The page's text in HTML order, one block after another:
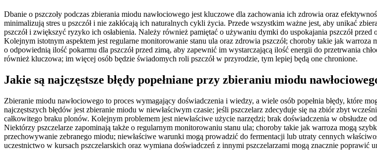
Dbanie o pszczoły podczas zbierania miodu nawłociowego jest kluczowe dla zachowania ich zdrowia oraz
minimalizują stres u pszczół i nie zakłócają ich naturalnych cykli życia. Przede wszystkim ważne jest, aby unikać
pszczół i zwiększyć ryzyko ich osłabienia. Należy również pamiętać o używaniu dymki do uspokajania pszczół
Kolejnym istotnym aspektem jest regularne monitorowanie stanu ula oraz zdrowia pszczół; choroby takie jak
o odpowiednią ilość pokarmu dla pszczół przed zimą, aby zapewnić im wystarczającą ilość energii do przetrwania
również kluczowa; im więcej osób będzie świadomych roli pszczół w przyrodzie, tym lepiej będą one chronione.
Jakie są najczęstsze błędy popełniane przy zbieraniu miodu
Zbieranie miodu nawłociowego to proces wymagający doświadczenia i wiedzy, a wiele osób popełnia błędy, które
najczęstszych błędów jest zbieranie miodu w niewłaściwym czasie; jeśli pszczelarz zdecyduje się na zbiór zbyt
całkowitego braku plonów. Kolejnym problemem jest niewłaściwe użycie narzędzi; brak doświadczenia w
Niektórzy pszczelarze zapominają także o regularnym monitorowaniu stanu ula; choroby takie jak warroza mogą
przechowywanie zebranego miodu; niewłaściwe warunki mogą prowadzić do fermentacji lub utraty cennych
uczestnictwo w kursach pszczelarskich oraz wymiana doświadczeń z innymi pszczelarzami mogą znacznie poprawić